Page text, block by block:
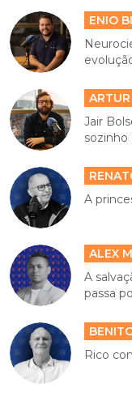
ENIO
Jair
sozinho
A
ALEX
A
passa
Rico